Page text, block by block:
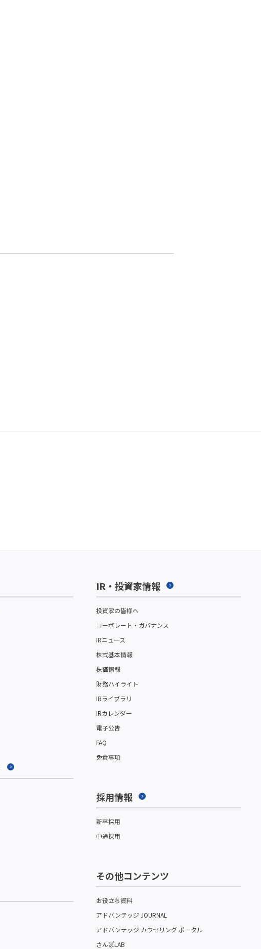
IR・投資家情報
投資家の皆様へ
コーポレート・ガバナンス
IRニュース
株式基本情報
株価情報
財務ハイライト
IRライブラリ
IRカレンダー
電子公告
FAQ
免責事項
採用情報
新卒採用
中途採用
その他コンテンツ
お役立ち資料
アドバンテッジ JOURNAL
アドバンテッジ カウセリング ポータル
さんぽLAB